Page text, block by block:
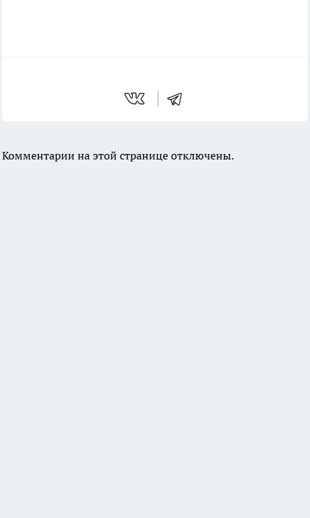
Комментарии на этой странице отключены.